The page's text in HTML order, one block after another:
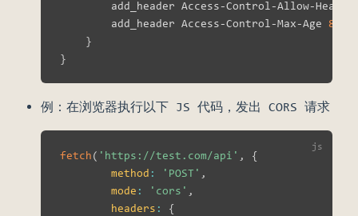
add_header Access-Control-Allow-
        add_header Access-Control-Max-Age
}
}
例：在浏览器执行以下 JS 代码，发出 CORS 请求
fetch( 'https://test.com/api' ,
{
method : 'POST' ,
mode : 'cors' ,
headers :
{